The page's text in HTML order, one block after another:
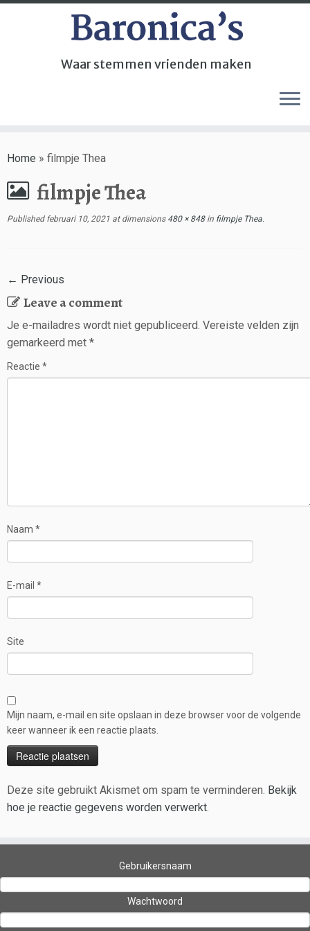
Waar stemmen vrienden maken
Home » filmpje Thea
filmpje Thea
Published februari 10, 2021 at dimensions480 × 848in filmpje Thea
← Previous
Leave a comment
Je e-mailadres wordt niet gepubliceerd. Vereiste velden zijn
gemarkeerd met *
Reactie *
Naam *
E-mail *
Site
Mijn naam, e-mail en site opslaan in deze browser voor de volgende
keer wanneer ik een reactie plaats.
Deze site gebruikt Akismet om spam te verminderen. Bekijk
hoe je reactie gegevens worden verwerkt
Gebruikersnaam
Wachtwoord